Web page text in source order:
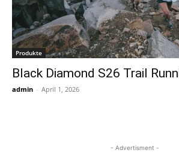
Produkte
Black Diamond S26 Trail
admin - April 1, 2026
- Advertisment -